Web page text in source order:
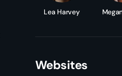
Lea Harvey
Websites